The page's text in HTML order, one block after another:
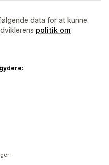
data for at kunne
politik om